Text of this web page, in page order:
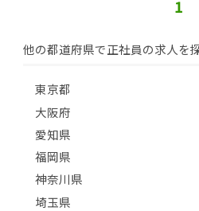
1
他の都道府県で正社員の求人を
東京都
大阪府
愛知県
福岡県
神奈川県
埼玉県